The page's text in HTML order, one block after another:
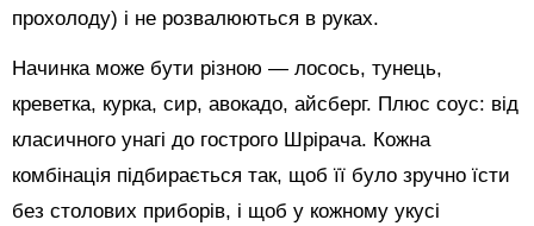
прохолоду) і не розвалюються в руках.
Начинка може бути різною — лосось, тунець,
креветка, курка, сир, авокадо, айсберг. Плюс соус: від
класичного унагі до гострого Шрірача. Кожна
комбінація підбирається так, щоб її було зручно їсти
без столових приборів, і щоб у кожному укусі